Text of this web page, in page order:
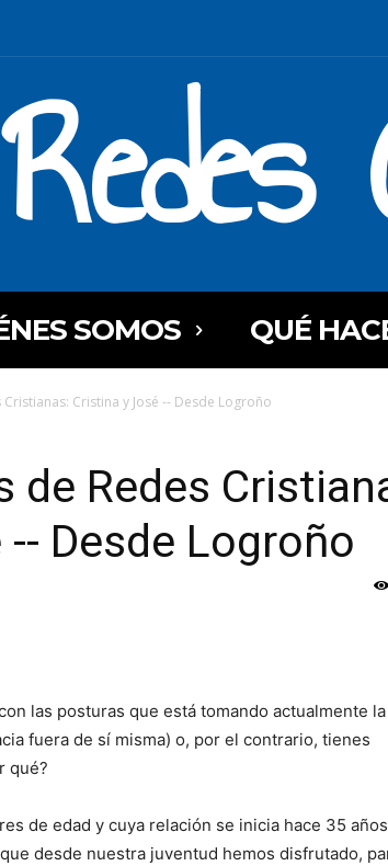
SOMOS QUÉ
Cristianas: Cristina y José -- Desde Logroño
de Redes
Desde Logroño
las posturas que está tomando actualmente
fuera de sí misma) o, por el contrario, tienes
qué?
de edad y cuya relación se inicia hace 35
desde nuestra juventud hemos disfrutado,